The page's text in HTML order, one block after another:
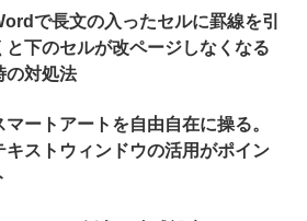
で長文の入ったセルに罫線を引
と下のセルが改ページしなくなる
の対処法
マートアートを自由自在に操る。
キストウィンドウの活用がポイン